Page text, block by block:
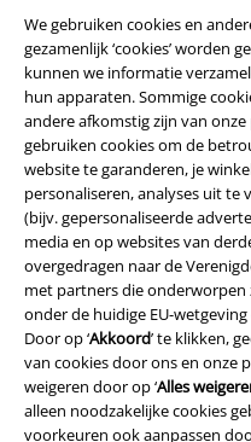
We gebruiken cookies en
gezamenlijk ‘cookies’ worden
kunnen we informatie
hun apparaten. Sommige
andere afkomstig zijn van
gebruiken cookies om de
website te garanderen, je
personaliseren, analyses uit
(bijv. gepersonaliseerde
media en op websites van
overgedragen naar de
met partners die
onder de huidige EU-
Door op ‘Akkoord’ te klikken,
van cookies door ons en onze
weigeren door op ‘Alles
alleen noodzakelijke cookies
voorkeuren ook aanpassen
Download gratis de nieuwe
A Warner